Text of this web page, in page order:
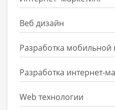
Веб дизайн
Разработка мобильной
Разработка интернет-
Web технологии